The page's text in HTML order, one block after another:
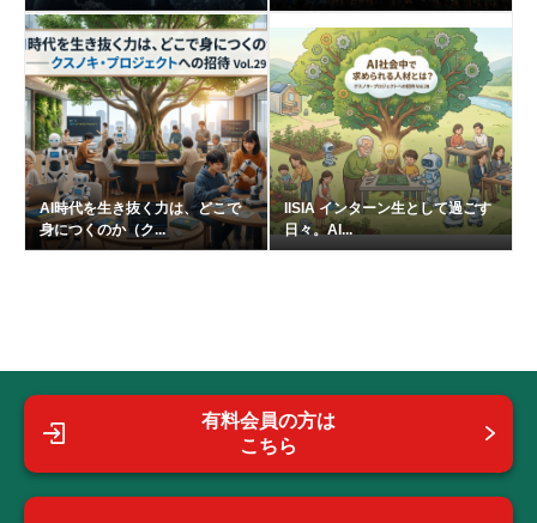
AI時代を生き抜く力は、どこで
身につくのか（ク...
IISIA インターン生として過ごす
日々。AI...
有料会員の方は
こちら